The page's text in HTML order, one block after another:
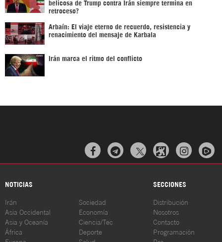
belicosa de Trump contra Irán siempre termina en
retroceso?
Arbaín: El viaje eterno de recuerdo, resistencia y
renacimiento del mensaje de Karbala
Irán marca el ritmo del conflicto
  
NOTICIAS SECCIONES
Irán
Asia Occidental
Asia y Oceanía
África
Sociedad
Economía
Ciencia/Tec
Deporte
Distribución
Nosotros
Contacto
Programación